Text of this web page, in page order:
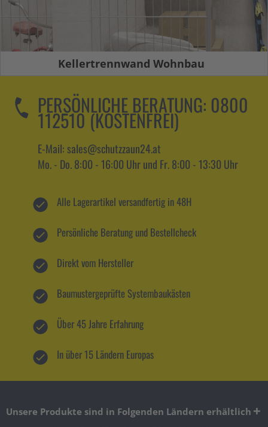
Kellertrennwand Wohnbau
PERSÖNLICHE BERATUNG: 0800
112510 (KOSTENFREI)
E-Mail: sales@schutzzaun24.at
Mo. - Do. 8:00 - 16:00 Uhr und Fr. 8:00 - 13:30 Uhr
Alle Lagerartikel versandfertig in 48H
Persönliche Beratung und Bestellcheck
Direkt vom Hersteller
Baumustergeprüfte Systembaukästen
Über 45 Jahre Erfahrung
In über 15 Ländern Europas
Unsere Produkte sind in Folgenden Ländern erhältlich